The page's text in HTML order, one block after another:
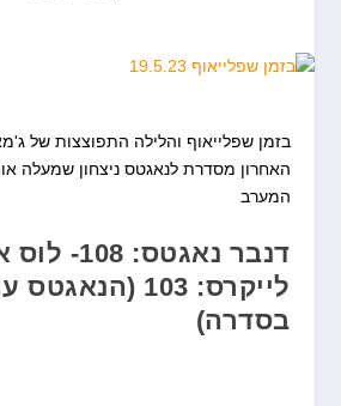
בזמן שפלייאוף והלילה התפוצצות של
המערב
דנבר נאגטס:
בסדרה)